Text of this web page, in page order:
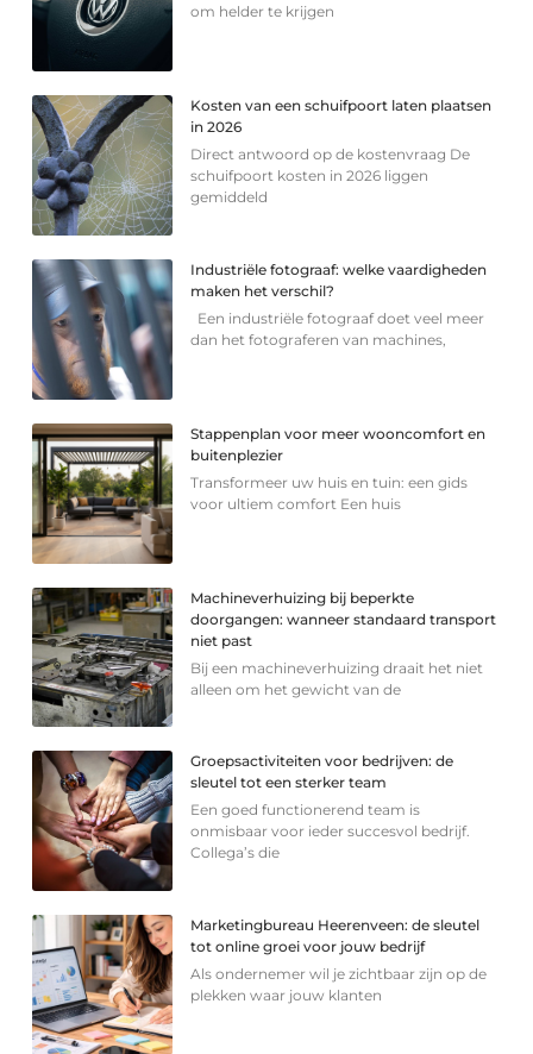
om helder te krijgen
Kosten van een schuifpoort laten plaatsen
in 2026
Direct antwoord op de kostenvraag De
schuifpoort kosten in 2026 liggen
gemiddeld
Industriële fotograaf: welke vaardigheden
maken het verschil?
Een industriële fotograaf doet veel meer
dan het fotograferen van machines,
Stappenplan voor meer wooncomfort en
buitenplezier
Transformeer uw huis en tuin: een gids
voor ultiem comfort Een huis
Machineverhuizing bij beperkte
doorgangen: wanneer standaard transport
niet past
Bij een machineverhuizing draait het niet
alleen om het gewicht van de
Groepsactiviteiten voor bedrijven: de
sleutel tot een sterker team
Een goed functionerend team is
onmisbaar voor ieder succesvol bedrijf.
Collega’s die
Marketingbureau Heerenveen: de sleutel
tot online groei voor jouw bedrijf
Als ondernemer wil je zichtbaar zijn op de
plekken waar jouw klanten